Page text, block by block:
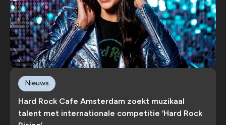
Hard Rock Cafe Amsterdam zoekt muzikaal
talent met internationale competitie ‘Hard Rock
Nieuws